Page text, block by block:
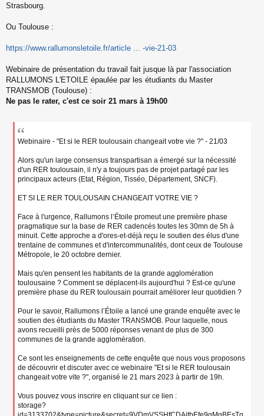
n
Strasbourg.
Ou Toulouse :
https://www.rallumonsletoile.fr/article ... -vie-21-03
Webinaire de présentation du travail fait jusque là par l'association
RALLUMONS L'ETOILE épaulée par les étudiants du Master
TRANSMOB (Toulouse) :
Ne pas le rater, c'est ce soir 21 mars à 19h00
Webinaire - "Et si le RER toulousain changeait votre vie ?" - 21/03
Alors qu'un large consensus transpartisan a émergé sur la nécessité
d'un RER toulousain, il n'y a toujours pas de projet partagé par les
principaux acteurs (Etat, Région, Tisséo, Département, SNCF).
ET SI LE RER TOULOUSAIN CHANGEAIT VOTRE VIE ?
Face à l'urgence, Rallumons l’Étoile promeut une première phase
pragmatique sur la base de RER cadencés toutes les 30mn de 5h à
minuit. Cette approche a d'ores-et-déjà reçu le soutien des élus d'une
trentaine de communes et d'intercommunalités, dont ceux de Toulouse
Métropole, le 20 octobre dernier.
Mais qu'en pensent les habitants de la grande agglomération
toulousaine ? Comment se déplacent-ils aujourd'hui ? Est-ce qu'une
première phase du RER toulousain pourrait améliorer leur quotidien ?
Pour le savoir, Rallumons l’Étoile a lancé une grande enquête avec le
soutien des étudiants du Master TRANSMOB. Pour laquelle, nous
avons recueilli près de 5000 réponses venant de plus de 300
communes de la grande agglomération.
Ce sont les enseignements de cette enquête que nous vous proposons
de découvrir et discuter avec ce webinaire "Et si le RER toulousain
changeait votre vite ?", organisé le 21 mars 2023 à partir de 19h.
Vous pouvez vous inscrire en cliquant sur ce lien :
storage?